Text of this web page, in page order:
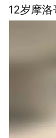
12岁摩